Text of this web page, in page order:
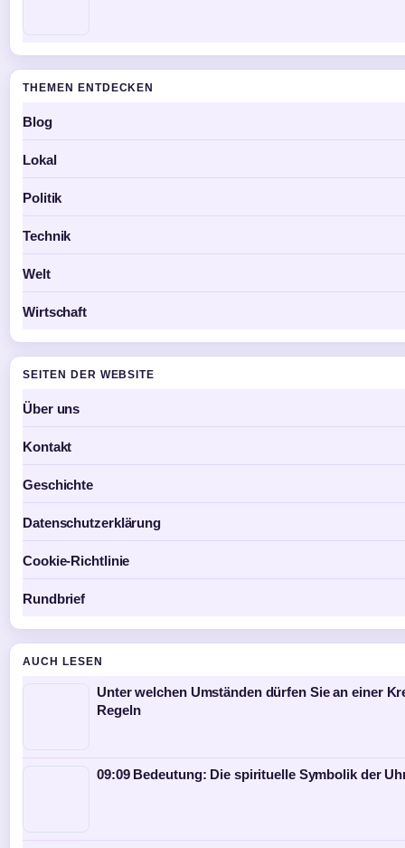
THEMEN ENTDECKEN
Blog
Lokal
Politik
Technik
Welt
Wirtschaft
SEITEN DER WEBSITE
Über uns
Kontakt
Geschichte
Datenschutzerklärung
Cookie-Richtlinie
Rundbrief
AUCH LESEN
Unter welchen Umständen dürfen Sie an einer
Regeln
09:09 Bedeutung: Die spirituelle Symbolik der